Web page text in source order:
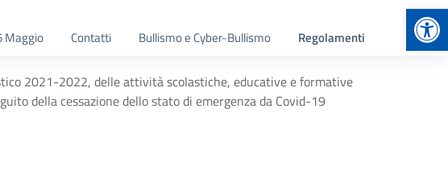
Maggio Contatti Bullismo e Cyber-Bullismo Regolamenti
2021-2022, delle attività scolastiche, educative e formative
della cessazione dello stato di emergenza da Covid-19